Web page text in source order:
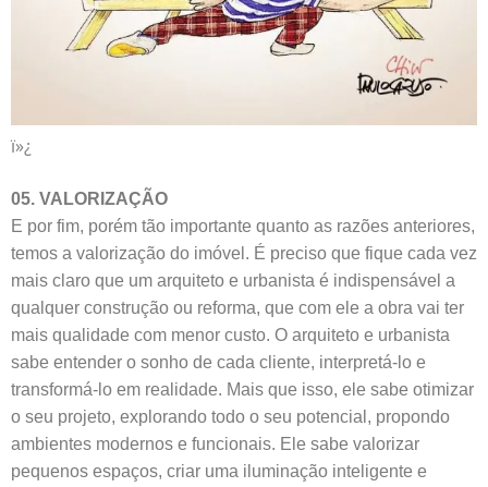
ï»¿
05. VALORIZAÇÃO
E por fim, porém tão importante quanto as razões anteriores,
temos a valorização do imóvel. É preciso que fique cada vez
mais claro que um arquiteto e urbanista é indispensável a
qualquer construção ou reforma, que com ele a obra vai ter
mais qualidade com menor custo. O arquiteto e urbanista
sabe entender o sonho de cada cliente, interpretá-lo e
transformá-lo em realidade. Mais que isso, ele sabe otimizar
o seu projeto, explorando todo o seu potencial, propondo
ambientes modernos e funcionais. Ele sabe valorizar
pequenos espaços, criar uma iluminação inteligente e